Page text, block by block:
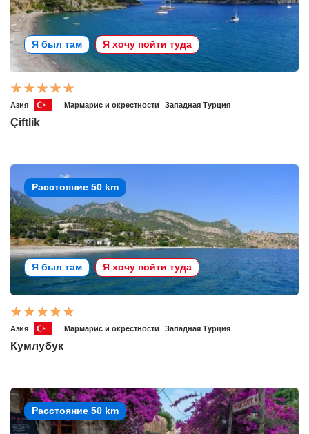
Я был там Я хочу пойти туда
Азия Мармарис и окрестности Западная Турция
Çiftlik
Расстояние 50 km
Я был там Я хочу пойти туда
Азия Мармарис и окрестности Западная Турция
Кумлубук
Расстояние 50 km